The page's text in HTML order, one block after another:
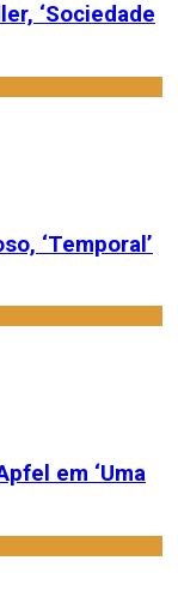
‘Sociedade
‘Temporal’
em ‘Uma